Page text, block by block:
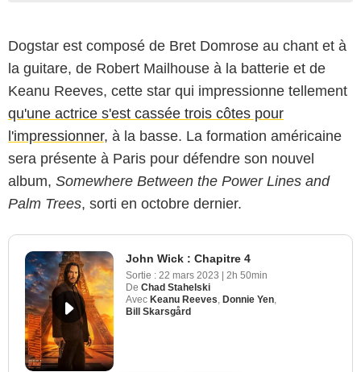
Dogstar est composé de Bret Domrose au chant et à
la guitare, de Robert Mailhouse à la batterie et de
Keanu Reeves, cette star qui impressionne tellement
qu'une actrice s'est cassée trois côtes pour
l'impressionner, à la basse. La formation américaine
sera présente à Paris pour défendre son nouvel
album, Somewhere Between the Power Lines and
Palm Trees, sorti en octobre dernier.
John Wick : Chapitre 4
Sortie : 22 mars 2023 | 2h 50min
De Chad Stahelski
Avec Keanu Reeves Donnie Yen
Bill Skarsgård